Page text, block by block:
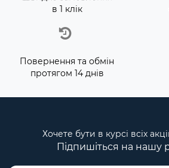
в 1 клік
Повернення та обмін
протягом 14 днів
Хочете бути в курсі всіх
Підпишіться на нашу